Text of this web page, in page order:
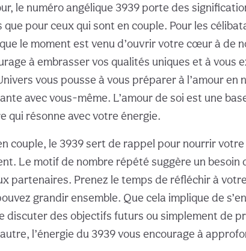
le numéro angélique 3939 porte des
pour ceux qui sont en couple. Pour les
le moment est venu d’ouvrir votre cœur à de
à embrasser vos qualités uniques et à vous
vous pousse à vous préparer à l’amour en
avec vous-même. L’amour de soi est une
qui résonne avec votre énergie.
couple, le 3939 sert de rappel pour nourrir
Le motif de nombre répété suggère un besoin
partenaires. Prenez le temps de réfléchir à
grandir ensemble. Que cela implique de
discuter des objectifs futurs ou simplement de
l’énergie du 3939 vous encourage à